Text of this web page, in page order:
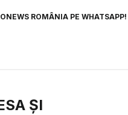
ROMÂNIA PE WHATSAPP!
ȘI